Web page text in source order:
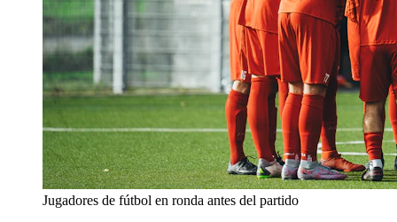
Jugadores de fútbol en ronda antes del partido